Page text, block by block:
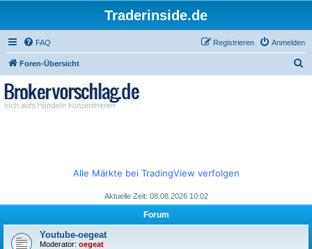
Traderinside.de
FAQ Anmelden
Registrieren
Foren-Übersicht
Alle Märkte bei TradingView verfolgen
Aktuelle Zeit: 08.08.2026 10:02
Forum
Youtube-oegeat
Moderator: oegeat